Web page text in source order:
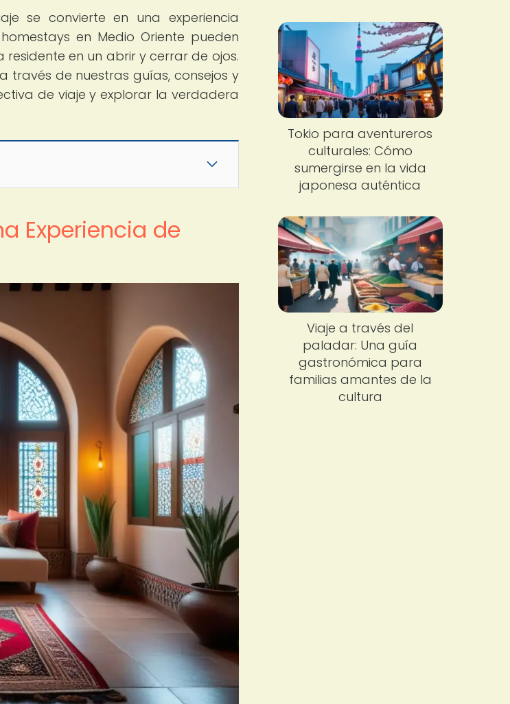
se convierte en una experiencia
en Medio Oriente pueden
en un abrir y cerrar de ojos.
de nuestras guías, consejos y
de viaje y explorar la verdadera
Experiencia de
Tokio para aventureros
culturales: Cómo
sumergirse en la vida
japonesa auténtica
Viaje a través del
paladar: Una guía
gastronómica para
familias amantes de la
cultura